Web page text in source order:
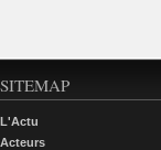
SITEMAP
L'Actu
Acteurs